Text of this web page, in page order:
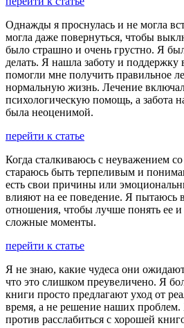
Однажды я проснулась и не могла
могла даже повернуться, чтобы
было страшно и очень грустно. Я
делать. Я нашла заботу и поддержку
помогли мне получить правильное
нормальную жизнь. Лечение
психологическую помощь, а забота
была неоценимой.
перейти к статье
Когда сталкиваюсь с неуважением
стараюсь быть терпеливым и
есть свои причины или
влияют на ее поведение. Я пытаюсь
отношения, чтобы лучше понять ее и
сложные моменты.
перейти к статье
Я не знаю, какие чудеса они
что это слишком преувеличено. Я
книги просто предлагают уход от
время, а не решение наших проблем.
против расслабиться с хорошей